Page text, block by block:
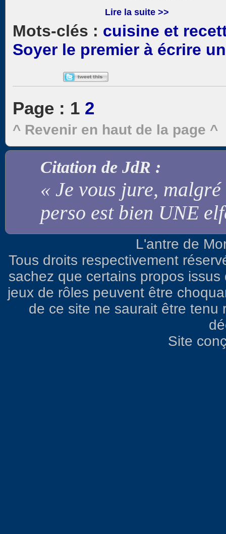
Lire la suite >>
cuisine et
Soyer le premier à écrire
Page : 1 2
^ Revenir en haut de la page ^
Citation de JdR :
« Je vous jure,
perso est bien UNE
L'antre de
Tous droits respectivement
sachez que certains propos
jeux de rôles peuvent être
de ce site ne saurait être tenu
Site